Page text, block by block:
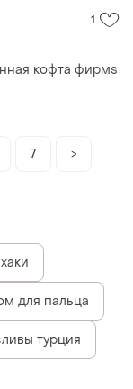
1
кофта фирмs
7 >
для пальца
турция